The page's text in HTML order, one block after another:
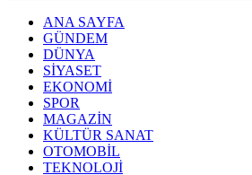
ANA SAYFA
GÜNDEM
DÜNYA
SİYASET
EKONOMİ
SPOR
MAGAZİN
KÜLTÜR SANAT
OTOMOBİL
TEKNOLOJİ